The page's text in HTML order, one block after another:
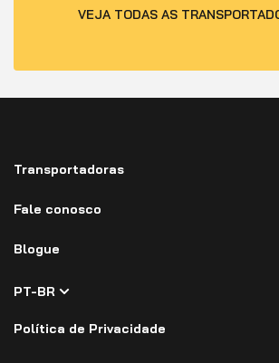
VEJA TODAS AS
Transportadoras
Fale conosco
Blogue
PT-BR
Política de Privacidade